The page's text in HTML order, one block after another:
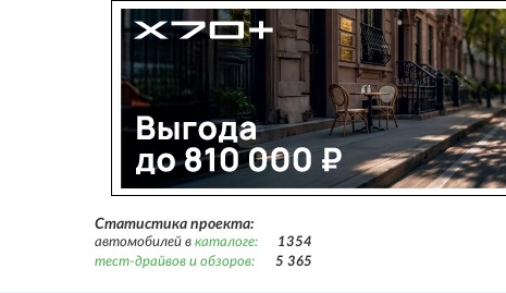
Статистика проекта:
автомобилей в каталоге:
1354
тест-драйвов и обзоров:
5 365